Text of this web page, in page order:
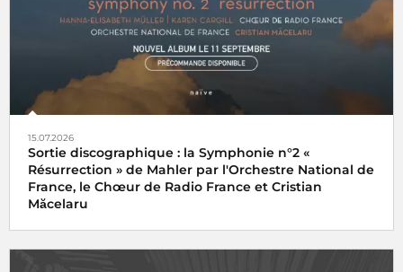
15.07.2026
Sortie discographique : la Symphonie n°2 «
Résurrection » de Mahler par l'Orchestre National de
France, le Chœur de Radio France et Cristian
Măcelaru